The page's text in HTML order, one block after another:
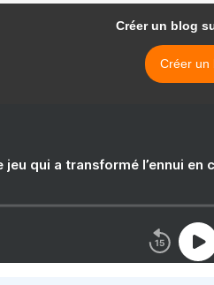
Créer un blog
Créer un
jeu qui a transformé l’ennui en